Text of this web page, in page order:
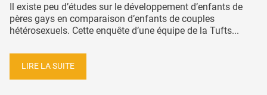
Il existe peu d’études sur le développement d’enfants de
pères gays en comparaison d’enfants de couples
hétérosexuels. Cette enquête d’une équipe de la Tufts...
LIRE LA SUITE